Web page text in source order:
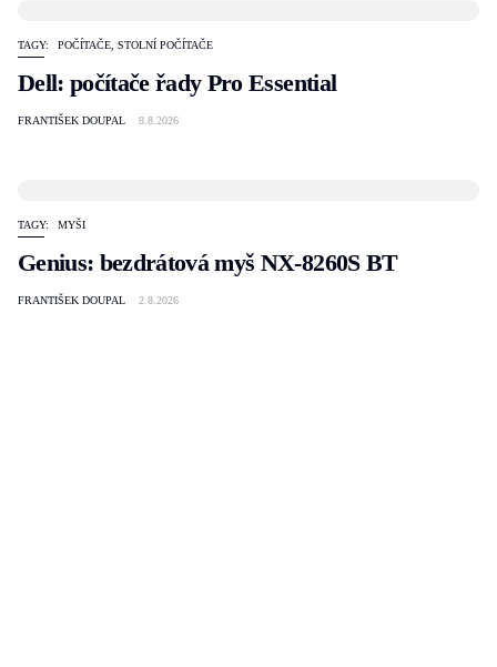
TAGY: POČÍTAČE STOLNÍ POČÍTAČE
Dell: počítače řady Pro Essential
FRANTIŠEK DOUPAL 8.8.2026
TAGY: MYŠI
Genius: bezdrátová myš NX-8260S BT
FRANTIŠEK DOUPAL 2.8.2026